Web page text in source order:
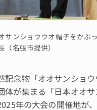
サンショウウオ帽子をかぶ
（名張市提供）
記念物「オオサンショウ
体が集まる「日本オオ
年の大会の開催地が